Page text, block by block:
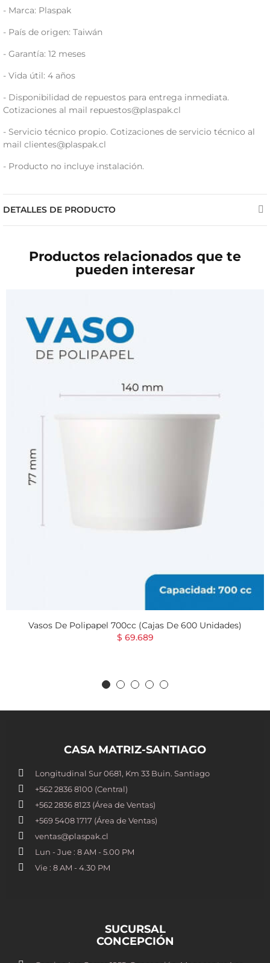
- Marca: Plaspak
- País de origen: Taiwán
- Garantía: 12 meses
- Vida útil: 4 años
- Disponibilidad de repuestos para entrega inmediata.
Cotizaciones al mail repuestos@plaspak.cl
- Servicio técnico propio. Cotizaciones de servicio técnico al
mail clientes@plaspak.cl
- Producto no incluye instalación.
DETALLES DE PRODUCTO
Productos relacionados que te
pueden interesar
Vasos De Polipapel 700cc (Cajas De 600 Unidades)
$ 69.689
CASA MATRIZ-SANTIAGO
Longitudinal Sur 0681, Km 33 Buin. Santiago
+562 2836 8100​ (Central)
+562 2836 8123 (Área de Ventas)
+569 5408 1717 (Área de Ventas)
ventas@plaspak.cl
Lun - Jue : 8 AM - 5.00 PM
Vie : 8 AM - 4.30 PM
SUCURSAL
CONCEPCIÓN